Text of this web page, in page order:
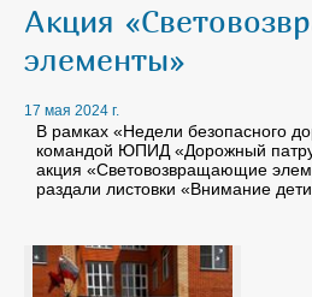
Акция
элементы»
17 мая 2024 г.
В рамках «Недели безопасного
командой ЮПИД «Дорожный
акция «Световозвращающие
раздали листовки «Внимание